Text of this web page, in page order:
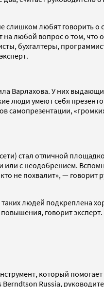
слишком любят говорить о
любой вопрос о том, что
бухгалтеры,
Варлахова. У них
люди умеют себя
самопрезентации,
стал отличной
с неодобрением.
не похвалит», — говорит
людей подкреплена
говорит эксперт.
который
Russia,